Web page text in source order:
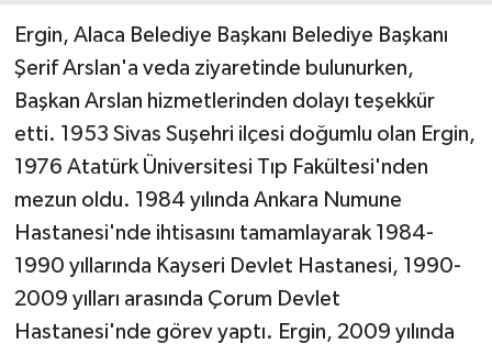
Ergin, Alaca Belediye Başkanı Belediye Başkanı
Şerif Arslan'a veda ziyaretinde bulunurken,
Başkan Arslan hizmetlerinden dolayı teşekkür
etti. 1953 Sivas Suşehri ilçesi doğumlu olan Ergin,
1976 Atatürk Üniversitesi Tıp Fakültesi'nden
mezun oldu. 1984 yılında Ankara Numune
Hastanesi'nde ihtisasını tamamlayarak 1984-
1990 yıllarında Kayseri Devlet Hastanesi, 1990-
2009 yılları arasında Çorum Devlet
Hastanesi'nde görev yaptı. Ergin, 2009 yılında